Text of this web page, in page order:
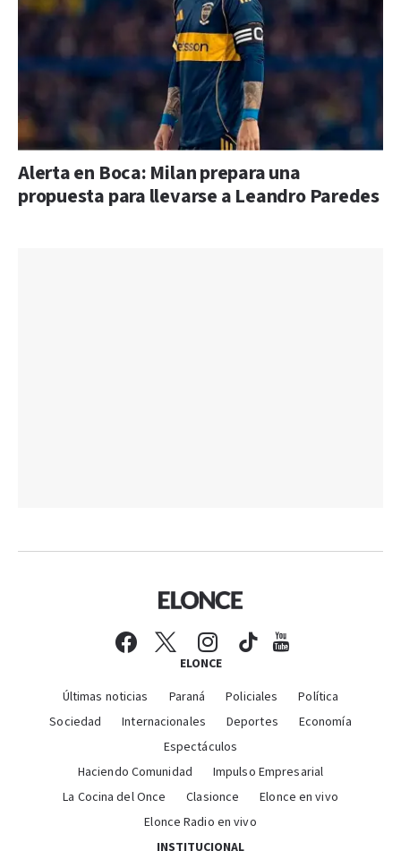
Alerta en Boca: Milan prepara una
propuesta para llevarse a Leandro Paredes
ELONCE
Últimas noticias Paraná Policiales
Política
Sociedad
Internacionales Deportes
Economía
Espectáculos
Haciendo Comunidad
Impulso Empresarial
La Cocina del Once
Clasionce
Elonce en vivo
Elonce Radio en vivo
INSTITUCIONAL